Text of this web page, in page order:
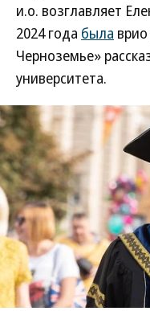
и.о. возглавляет
2024 года была
Черноземье»
университета.